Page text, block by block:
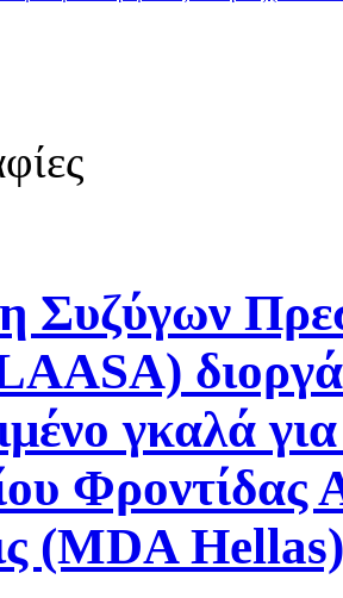
γκαλά
Φροντίδας
(MDA Hellas)